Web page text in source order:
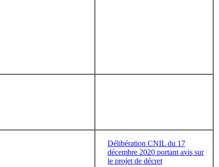
Délibération CNIL du 17
décembre 2020 portant avis sur
le projet de décret